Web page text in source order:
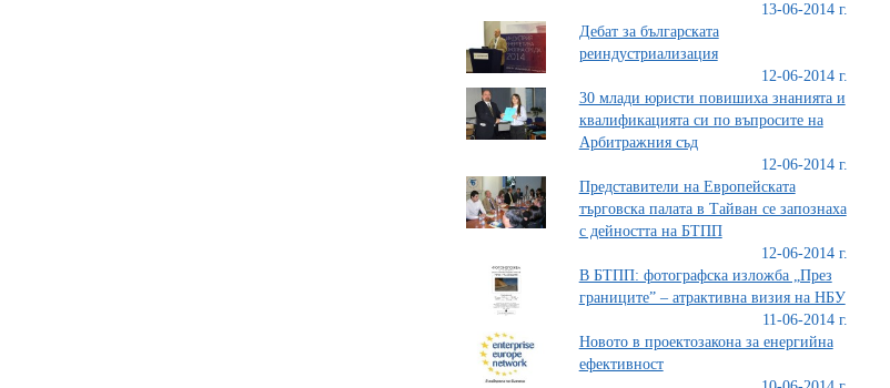
13-06-2014 г.
Дебат за българската
реиндустриализация
12-06-2014 г.
30 млади юристи повишиха знанията и
квалификацията си по въпросите на
Арбитражния съд
12-06-2014 г.
Представители на Европейската
търговска палата в Тайван се запознаха
с дейността на БТПП
12-06-2014 г.
В БТПП: фотографска изложба „През
границите” – атрактивна визия на НБУ
11-06-2014 г.
Новото в проектозакона за енергийна
ефективност